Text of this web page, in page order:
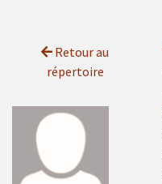
Retour au
répertoire